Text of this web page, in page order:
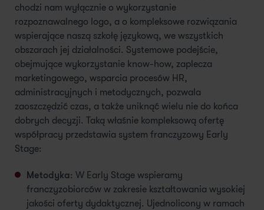
chodzi nam wyłącznie o wykorzystanie
rozpoznawalnego logo, a o kompleksowe rozwiązania
wspierające naszą szkołę językową, we wszystkich
obszarach jej działalności. Systemowe podejście,
obejmujące wykorzystanie know-how, zaplecza
marketingowego, wsparcia procesów HR,
administracyjnych i metodycznych, pozwala
zaoszczędzić czas, a także uniknąć wielu nie do końca
dobrych decyzji. Taką właśnie kompleksową ofertę
współpracy przedstawia system franczyzowy Early
Stage:
Metodyka: W Early Stage wspieramy
franczyzobiorców w zakresie kształtowania wysokiej
jakości oferty dydaktycznej. Ujednolicony w ramach